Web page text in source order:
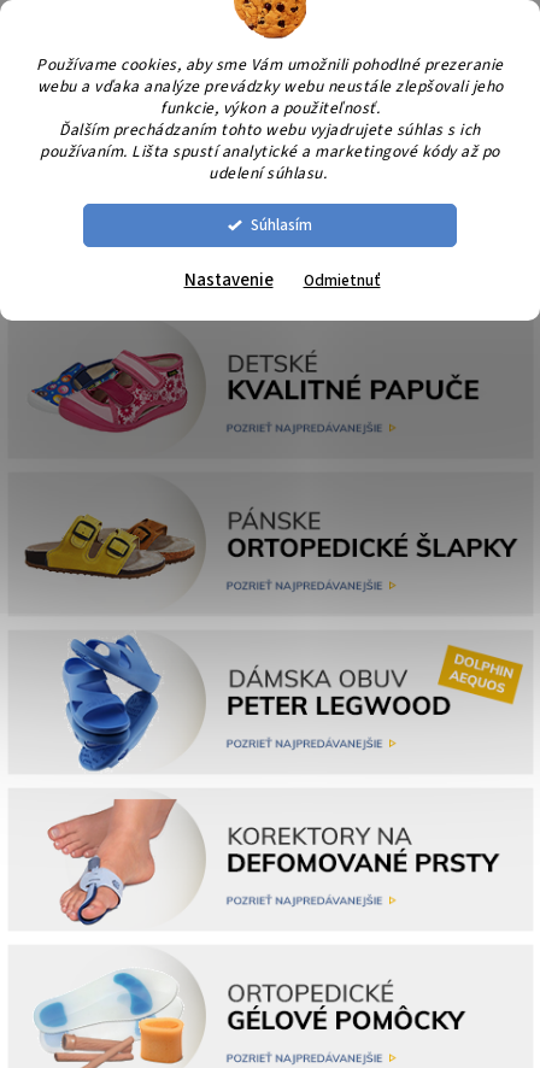
Používame cookies, aby sme Vám umožnili pohodlné prezeranie
webu a vďaka analýze prevádzky webu neustále zlepšovali jeho
funkcie, výkon a použiteľnosť.
Ďalším prechádzaním tohto webu vyjadrujete súhlas s ich
používaním. Lišta spustí analytické a marketingové kódy až po
udelení súhlasu.
Súhlasím
Nastavenie Odmietnuť
Prejsť
obsah